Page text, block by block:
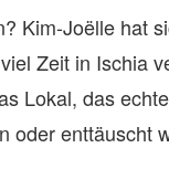
Kim-Joëlle hat
Zeit in Ischia
Lokal, das
enttäuscht